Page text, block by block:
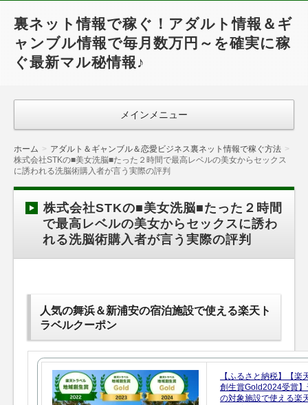
裏ネット情報で稼ぐ！アダルト情報＆ギ
ャンブル情報で毎月数万円～を確実に稼
ぐ最新マル秘情報♪
メインメニュー
ホーム
アダルト＆ギャンブル＆恋愛ビジネス裏ネット情報で稼ぐ方法
株式会社STKの■美女洗脳■たった２時間で最高レベルの美女からセックス
に誘われる洗脳術購入者が言う実際の評判
株式会社STKの■美女洗脳■たった２時間
で最高レベルの美女からセックスに誘わ
れる洗脳術購入者が言う実際の評判
人気の舞浜＆新浦安の宿泊施設で使える楽天ト
ラベルクーポン
【ふるさと納税】【楽
創生賞Gold2024受賞
の対象施設で使える楽